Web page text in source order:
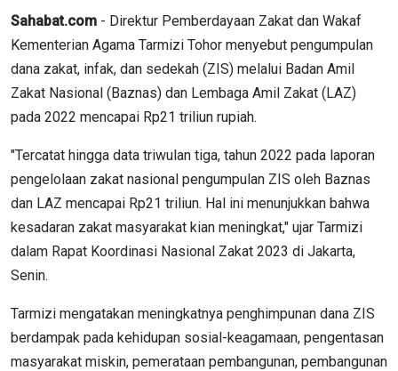
Sahabat.com - Direktur Pemberdayaan Zakat dan Wakaf
Kementerian Agama Tarmizi Tohor menyebut pengumpulan
dana zakat, infak, dan sedekah (ZIS) melalui Badan Amil
Zakat Nasional (Baznas) dan Lembaga Amil Zakat (LAZ)
pada 2022 mencapai Rp21 triliun rupiah.
"Tercatat hingga data triwulan tiga, tahun 2022 pada laporan
pengelolaan zakat nasional pengumpulan ZIS oleh Baznas
dan LAZ mencapai Rp21 triliun. Hal ini menunjukkan bahwa
kesadaran zakat masyarakat kian meningkat," ujar Tarmizi
dalam Rapat Koordinasi Nasional Zakat 2023 di Jakarta,
Senin.
Tarmizi mengatakan meningkatnya penghimpunan dana ZIS
berdampak pada kehidupan sosial-keagamaan, pengentasan
masyarakat miskin, pemerataan pembangunan, pembangunan